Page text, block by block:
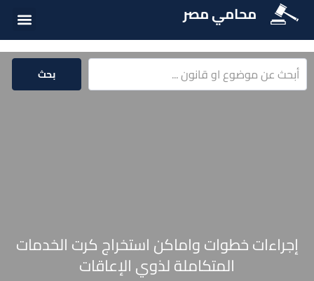
محامي مصر
بحث
إجراءات خطوات واماكن استخراج كرت الخدمات
المتكاملة لذوي الإعاقات